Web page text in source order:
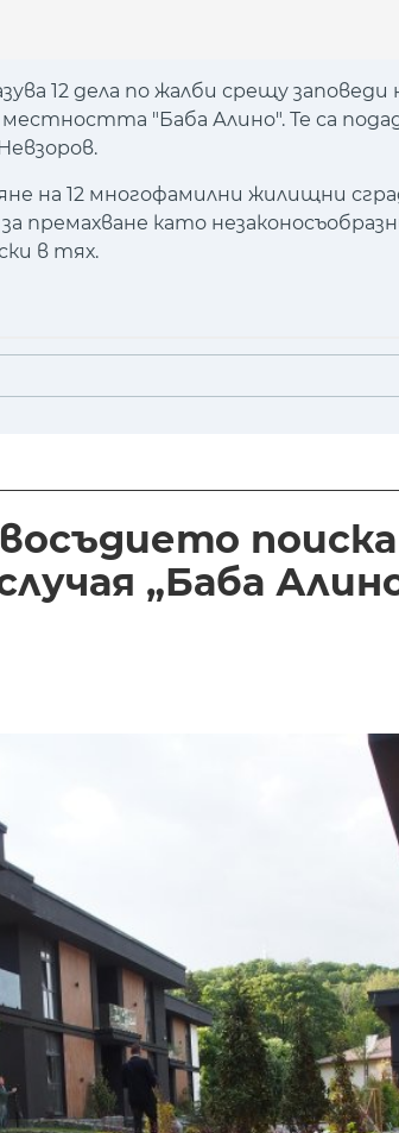
12 дела по жалби срещу
местността "Баба Алино". Те са
на 12 многофамилни жилищни
премахване като
в тях.
поиска
„Баба